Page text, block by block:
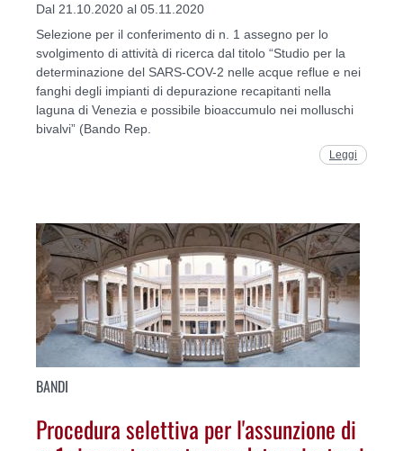
Dal 21.10.2020 al 05.11.2020
Selezione per il conferimento di n. 1 assegno per lo
svolgimento di attività di ricerca dal titolo “Studio per la
determinazione del SARS-COV-2 nelle acque reflue e nei
fanghi degli impianti di depurazione recapitanti nella
laguna di Venezia e possibile bioaccumulo nei molluschi
bivalvi” (Bando Rep.
Leggi
BANDI
Procedura selettiva per l'assunzione di